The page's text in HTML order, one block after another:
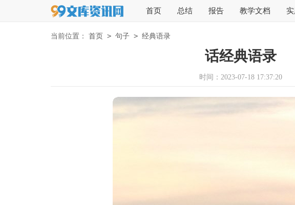
首页 总结 报告 教学文档
当前位置： 首页 > 句子 > 经典语录
话经典语录
时间：2023-07-18 17:37:20